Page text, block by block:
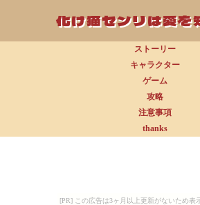
[PR] この広告は3ヶ月以上更新がないため表
化け猫センリは愛を
ストーリー
キャラクター
ゲーム
攻略
注意事項
thanks